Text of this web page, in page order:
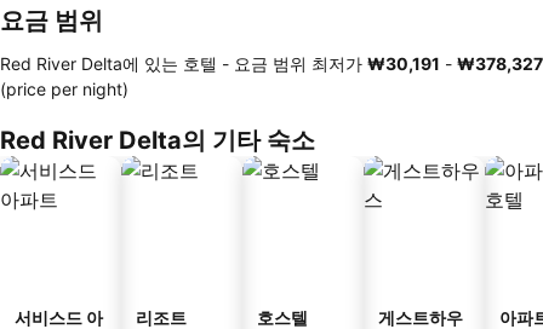
요금 범위
Red River Delta에 있는 호텔 - 요금 범위 최저가 ‎₩30,191 - ‎₩378,327
(price per night)
Red River Delta의 기타 숙소
서비스드 아
리조트 호스텔
게스트하우
아파